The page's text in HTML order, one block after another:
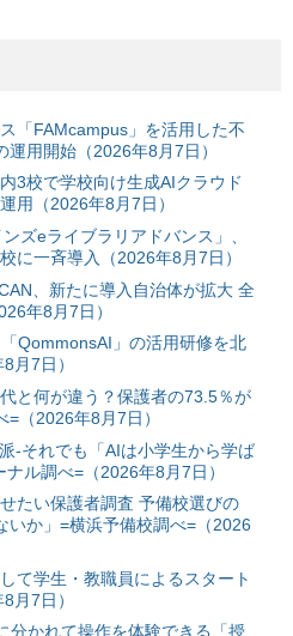
「FAMcampus」を活用した不
用開始（2026年8月7日）
3校で学校向け生成AIクラウド
用（2026年8月7日）
ズeライブラリアドバンス」、
に一斉導入（2026年8月7日）
、新たに導入自治体が拡大 全
年8月7日）
QommonsAI」の活用研修を北
月7日）
と何が違う？保護者の73.5％が
（2026年8月7日）
-それでも「AIは小学生から学ば
ル調べ=（2026年8月7日）
たい保護者調査 予備校選びの
いか」=横浜予備校調べ=（2026
て学生・教職員によるスタート
月7日）
分かれて操作を体験できる「授